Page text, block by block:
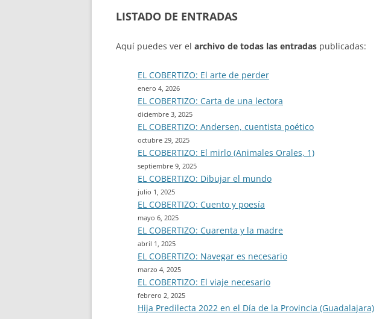
LISTADO DE ENTRADAS
Aquí puedes ver el archivo de todas las entradas publicadas:
EL COBERTIZO: El arte de perder
enero 4, 2026
EL COBERTIZO: Carta de una lectora
diciembre 3, 2025
EL COBERTIZO: Andersen, cuentista poético
octubre 29, 2025
EL COBERTIZO: El mirlo (Animales Orales, 1)
septiembre 9, 2025
EL COBERTIZO: Dibujar el mundo
julio 1, 2025
EL COBERTIZO: Cuento y poesía
mayo 6, 2025
EL COBERTIZO: Cuarenta y la madre
abril 1, 2025
EL COBERTIZO: Navegar es necesario
marzo 4, 2025
EL COBERTIZO: El viaje necesario
febrero 2, 2025
Hija Predilecta 2022 en el Día de la Provincia (Guadalajara)